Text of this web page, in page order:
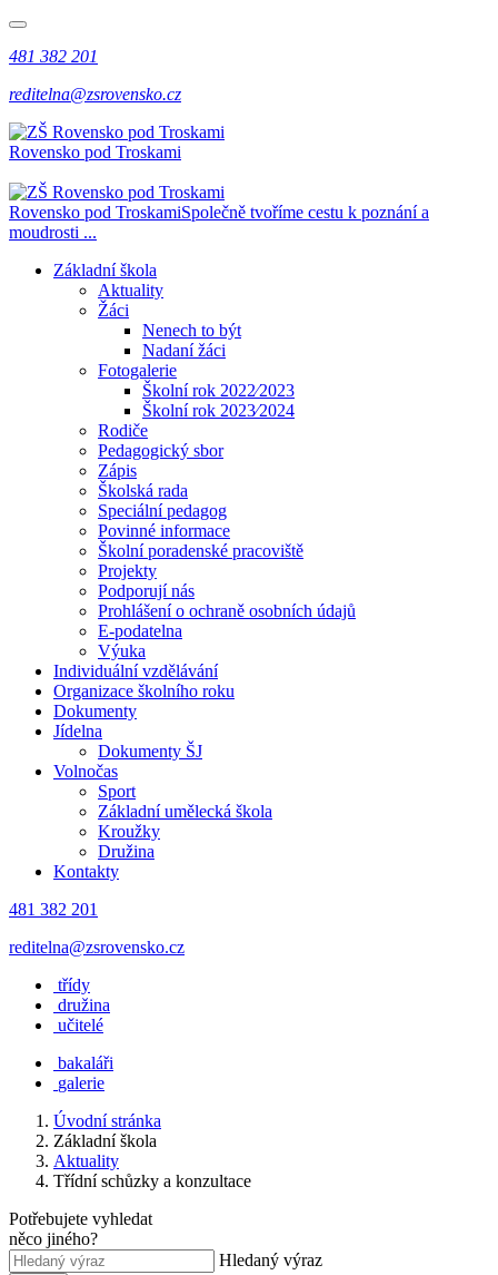
481 382 201
reditelna@zsrovensko.cz
Rovensko pod Troskami
Rovensko pod TroskamiSpolečně tvoříme cestu k poznání a
moudrosti ...
Základní škola
Aktuality
Žáci
Nenech to být
Nadaní žáci
Fotogalerie
Školní rok 2022⁄2023
Školní rok 2023⁄2024
Rodiče
Pedagogický sbor
Zápis
Školská rada
Speciální pedagog
Povinné informace
Školní poradenské pracoviště
Projekty
Podporují nás
Prohlášení o ochraně osobních údajů
E-podatelna
Výuka
Individuální vzdělávání
Organizace školního roku
Dokumenty
Jídelna
Dokumenty ŠJ
Volnočas
Sport
Základní umělecká škola
Kroužky
Družina
Kontakty
481 382 201
reditelna@zsrovensko.cz
třídy
družina
učitelé
bakaláři
galerie
Úvodní stránka
Základní škola
Aktuality
Třídní schůzky a konzultace
Potřebujete vyhledat
něco jiného?
Hledaný výraz